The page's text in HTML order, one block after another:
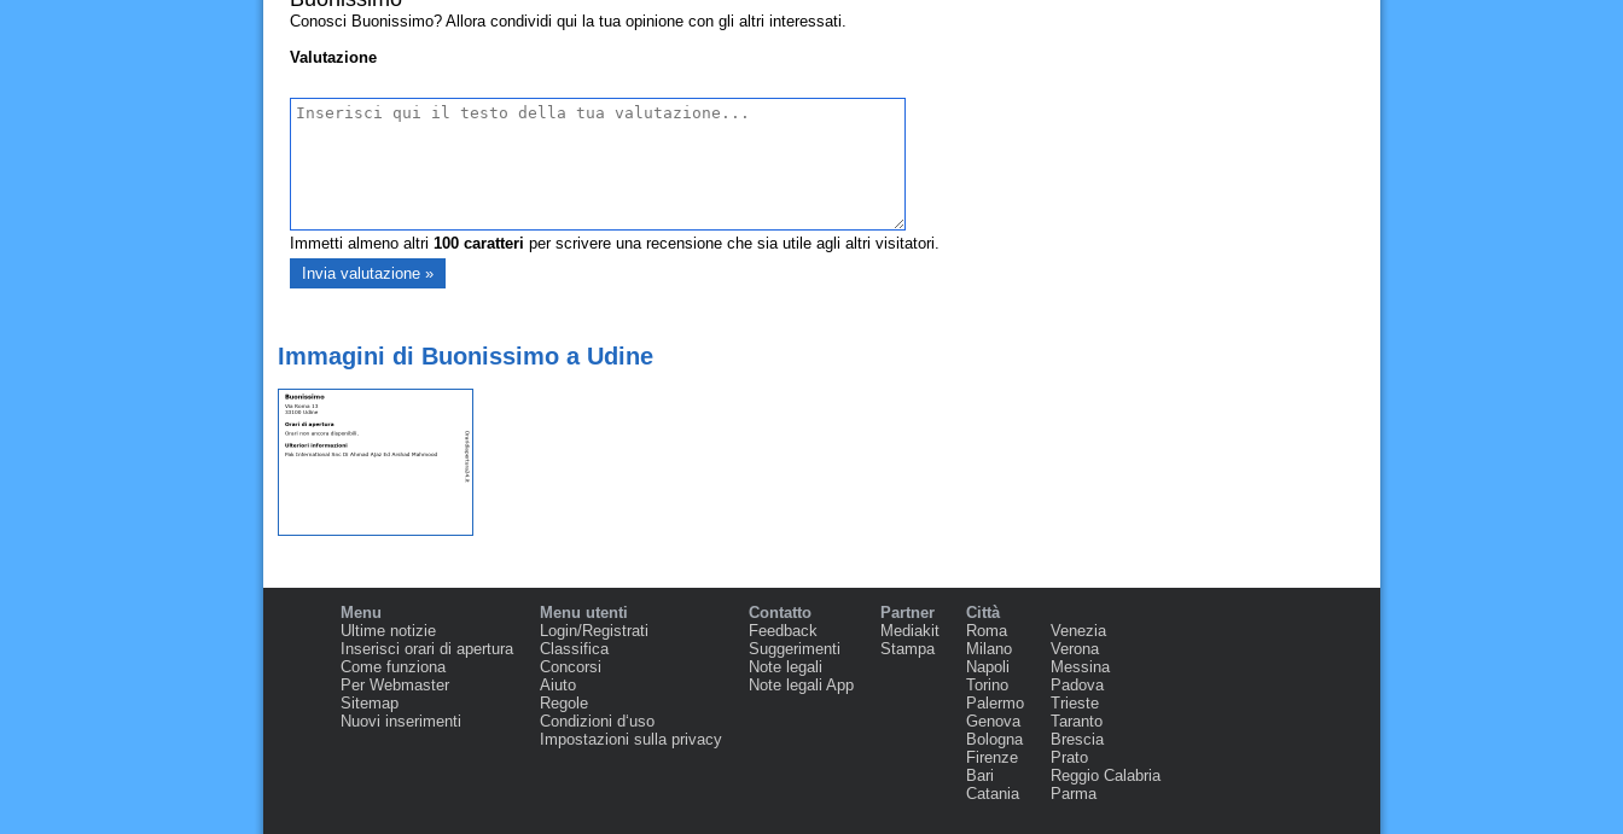
Conosci Buonissimo? Allora condividi qui la tua opinione con gli altri interessati.
Valutazione
Immetti almeno altri 100caratteri per scrivere una recensione che sia utile agli altri visitatori.
Immagini di Buonissimo a Udine
Menu
Ultime notizie
Inserisci orari di apertura
Come funziona
Per Webmaster
Sitemap
Nuovi inserimenti
Menu utenti
Login/Registrati
Classifica
Concorsi
Aiuto
Regole
Condizioni d‘uso
Impostazioni sulla privacy
Contatto
Feedback
Suggerimenti
Note legali
Note legali App
Partner
Mediakit
Stampa
Città
Roma
Milano
Napoli
Torino
Palermo
Genova
Bologna
Firenze
Bari
Catania
Venezia
Verona
Messina
Padova
Trieste
Taranto
Brescia
Prato
Reggio Calabria
Parma